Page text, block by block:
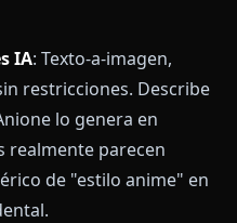
IA: Texto-a-imagen,
restricciones. Describe
lo genera en
realmente parecen
de "estilo anime" en